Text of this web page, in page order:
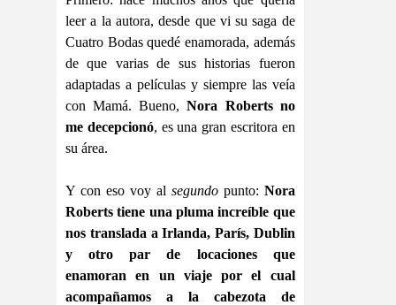
leer a la autora, desde que vi su saga de
Cuatro Bodas quedé enamorada, además
de que varias de sus historias fueron
adaptadas a películas y siempre las veía
con Mamá. Bueno,Nora Roberts no
me decepcionó, es una gran escritora en
su área.
Y con eso voy al segundopunto: Nora
Roberts tiene una pluma increíble que
nos translada a Irlanda, París, Dublin
y otro par de locaciones que
enamoran en un viaje por el cual
acompañamos a la cabezota de